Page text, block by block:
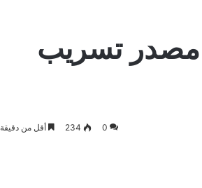
مصدر تسريب
0
234 أقل من دقيقة